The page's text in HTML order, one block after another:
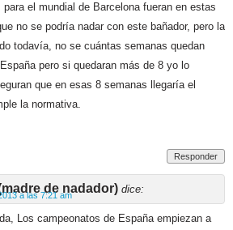
el mundial de Barcelona fueran en estas
no se podría nadar con este bañador, pero la
todavía, no se cuántas semanas quedan
pero si quedaran más de 8 yo lo
que en esas 8 semanas llegaría el
la normativa.
Responder
de nadador) dice:
a las 7:21 am
Los campeonatos de España empiezan a